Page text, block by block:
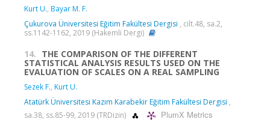
Kurt U., Bayar M. F.
Çukurova Üniversitesi Eğitim Fakültesi Dergisi , cilt.48, sa.2,
ss.1142-1162, 2019 (Hakemli Dergi)
14. THE COMPARISON OF THE DIFFERENT
STATISTICAL ANALYSIS RESULTS USED ON THE
EVALUATION OF SCALES ON A REAL SAMPLING
Sezek F., Kurt U.
Atatürk Üniversitesi Kazım Karabekir Eğitim Fakültesi Dergisi ,
sa.38, ss.85-99, 2019 (TRDizin)
PlumX Metrics